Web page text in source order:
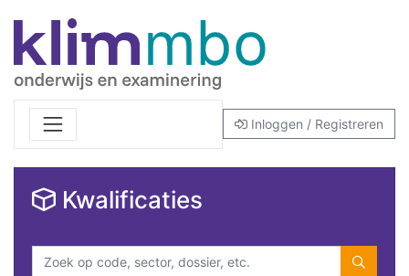
Inloggen / Registreren
Kwalificaties